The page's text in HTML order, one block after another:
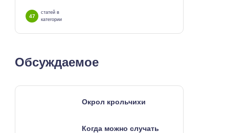
47
статей в
категории
Обсуждаемое
Окрол крольчихи
Когда можно случать